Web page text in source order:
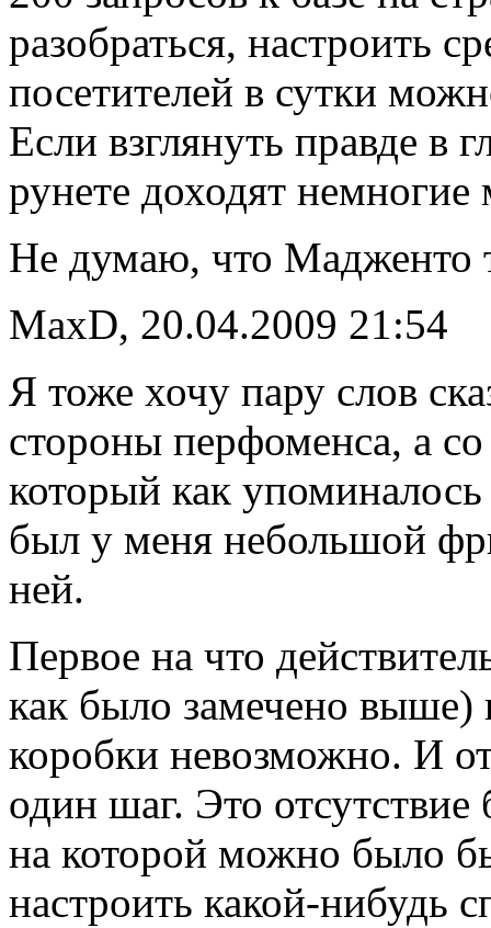
разобраться, настроить
посетителей в сутки
Если взглянуть правде в
рунете доходят немногие
Не думаю, что Мадженто
MaxD, 20.04.2009 21:54
Я тоже хочу пару слов
стороны перфоменса, а
который как
был у меня небольшой
ней.
Первое на что
как было замечено выше)
коробки невозможно. И
один шаг. Это
на которой можно было
настроить какой-нибудь